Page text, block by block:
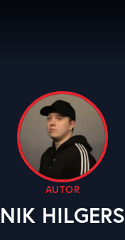
AUTOR
NIK HILGERS